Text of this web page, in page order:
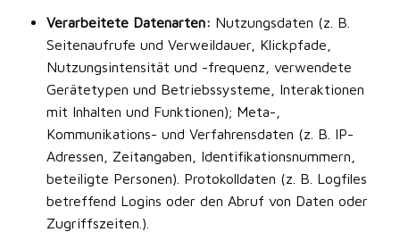
Verarbeitete Datenarten: Nutzungsdaten (z. B.
Seitenaufrufe und Verweildauer, Klickpfade,
Nutzungsintensität und -frequenz, verwendete
Gerätetypen und Betriebssysteme, Interaktionen
mit Inhalten und Funktionen); Meta-,
Kommunikations- und Verfahrensdaten (z. B. IP-
Adressen, Zeitangaben, Identifikationsnummern,
beteiligte Personen). Protokolldaten (z. B. Logfiles
betreffend Logins oder den Abruf von Daten oder
Zugriffszeiten.).